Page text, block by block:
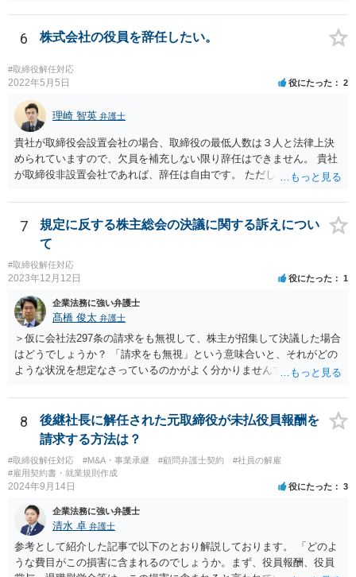
任していた場合には、基本はその選任自体は有効となり、監査も有効
となりますが、当該監査役が損害賠償責任を負う可能性があります。
もっとも、親会社が親会社の監査役を子会社の取締役に選任した場合
には、監査が無効になる可能性があります。 いずれにせよ兼任規制に
反する兼任の場合には、監査役の辞任等を検討する対応がベターに思
われます。
6 株式会社の役員を辞任したい。
#取締役解任対応
2022年5月5日 役にたった 2
理崎 智英 弁護士
貴社が取締役会設置会社の場合、取締役の最低人数は３人と法律上決
められていますので、欠員を補充しない限り辞任はできません。 貴社
が取締役非設置会社であれば、辞任は自由です。 ただし、会社にとっ
生じた場合、会社に対して損害賠償をする必要があります。 一度、今
後の対応等について、弁護士にご相談されることをお勧めします。
7
規定に反する株主総会の決議に関する訴えについ
て
#取締役解任対応
2023年12月12日 役にたった 1
企業法務に強い弁護士
髙橋 俊太 弁護士
＞仮に会社法297条の請求をも無視して、株主が招集して決議した場合
はどうでしょうか？ 「請求をも無視」という意味合いと、それがどの
ような状況を想定なさっているのかがよく分かりませんでしたが、株
象になるのではないかと思われます。
8
後継社長に解任された元取締役が未払役員報酬を
請求する方法は？
#取締役解任対応 #M&A・事業承継 #顧問弁護士契約
#社員の解雇
#雇用契約書・就業規則作成
2024年9月14日 役にたった 3
企業法務に強い弁護士
清水 卓 弁護士
参考として紹介した記事で以下のとおり解説しております。 「どのよ
うな費目がこの損害に含まれるのでしょうか。まず、役員報酬、役員